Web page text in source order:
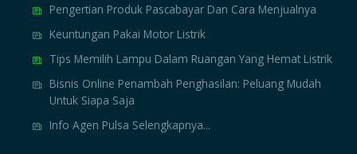
Pengertian Produk Pascabayar Dan Cara Menjualnya
Keuntungan Pakai Motor Listrik
Tips Memilih Lampu Dalam Ruangan Yang Hemat Listrik
Bisnis Online Penambah Penghasilan: Peluang Mudah
Untuk Siapa Saja
Info Agen Pulsa Selengkapnya...